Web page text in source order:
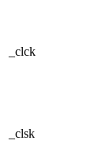
_clck
_clsk